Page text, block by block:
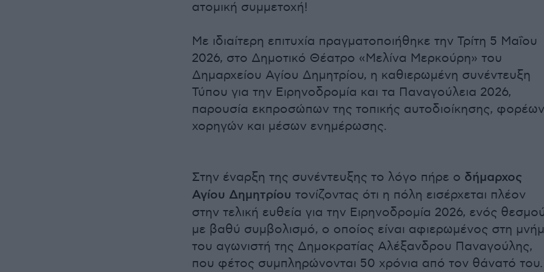
ατομική συμμετοχή!
Με ιδιαίτερη επιτυχία πραγματοποιήθηκε την Τρίτη 5 Μαΐου
2026, στο Δημοτικό Θέατρο «Μελίνα Μερκούρη» του
Δημαρχείου Αγίου Δημητρίου, η καθιερωμένη συνέντευξη
Τύπου για την Ειρηνοδρομία και τα Παναγούλεια 2026,
παρουσία εκπροσώπων της τοπικής αυτοδιοίκησης,
χορηγών και μέσων ενημέρωσης.
Στην έναρξη της συνέντευξης το λόγο πήρε ο δήμαρχος
Αγίου Δημητρίου τονίζοντας ότι η πόλη εισέρχεται πλέον
στην τελική ευθεία για την Ειρηνοδρομία 2026, ενός θεσμού
με βαθύ συμβολισμό, ο οποίος είναι αφιερωμένος στη
του αγωνιστή της Δημοκρατίας Αλέξανδρου Παναγούλης,
που φέτος συμπληρώνονται 50 χρόνια από τον θάνατό